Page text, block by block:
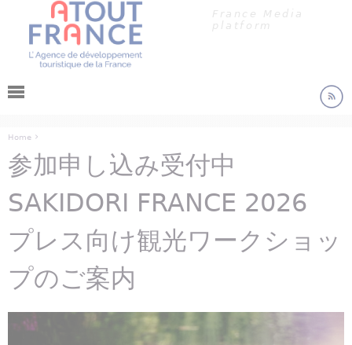
Jump to navigationFrance Media
platform
You are here
Home ›
参加申し込み受付中
SAKIDORI FRANCE 2026
プレス向け観光ワークショッ
プのご案内
クッキー利用の管理について